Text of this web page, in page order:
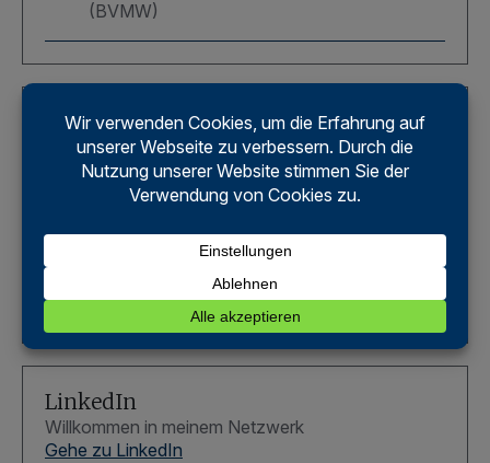
(BVMW)
IAM Global Leaders 300
IAM Strategy 300 Global Leaders is an annual
publication by Intellectual Asset Management
(IAM) that recognizes leading intellectual property
We are proud to announce that
has been recognized as one of
World's Leading IP Strategists 2025
LinkedIn
Willkommen in meinem Netzwerk
Gehe zu LinkedIn